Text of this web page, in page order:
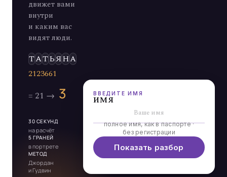
движет вами
внутри
и каким вас
видят люди.
ЭЛЬД
30 СЕКУНД
на расчёт
5 ГРАНЕЙ
в портрете
МЕТОД
Джордан
и Гудвин
ВВЕДИТЕ ИМЯ
имя
полное имя, как в паспорте ·
без регистрации
Показать разбор